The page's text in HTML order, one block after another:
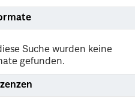
Suche wurden keine
gefunden.